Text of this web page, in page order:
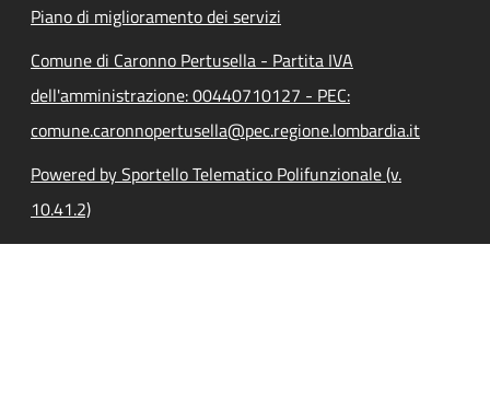
Piano di miglioramento dei servizi
Comune di Caronno Pertusella - Partita IVA
dell'amministrazione: 00440710127 - PEC:
comune.caronnopertusella@pec.regione.lombardia.it
Powered by Sportello Telematico Polifunzionale (v.
10.41.2)